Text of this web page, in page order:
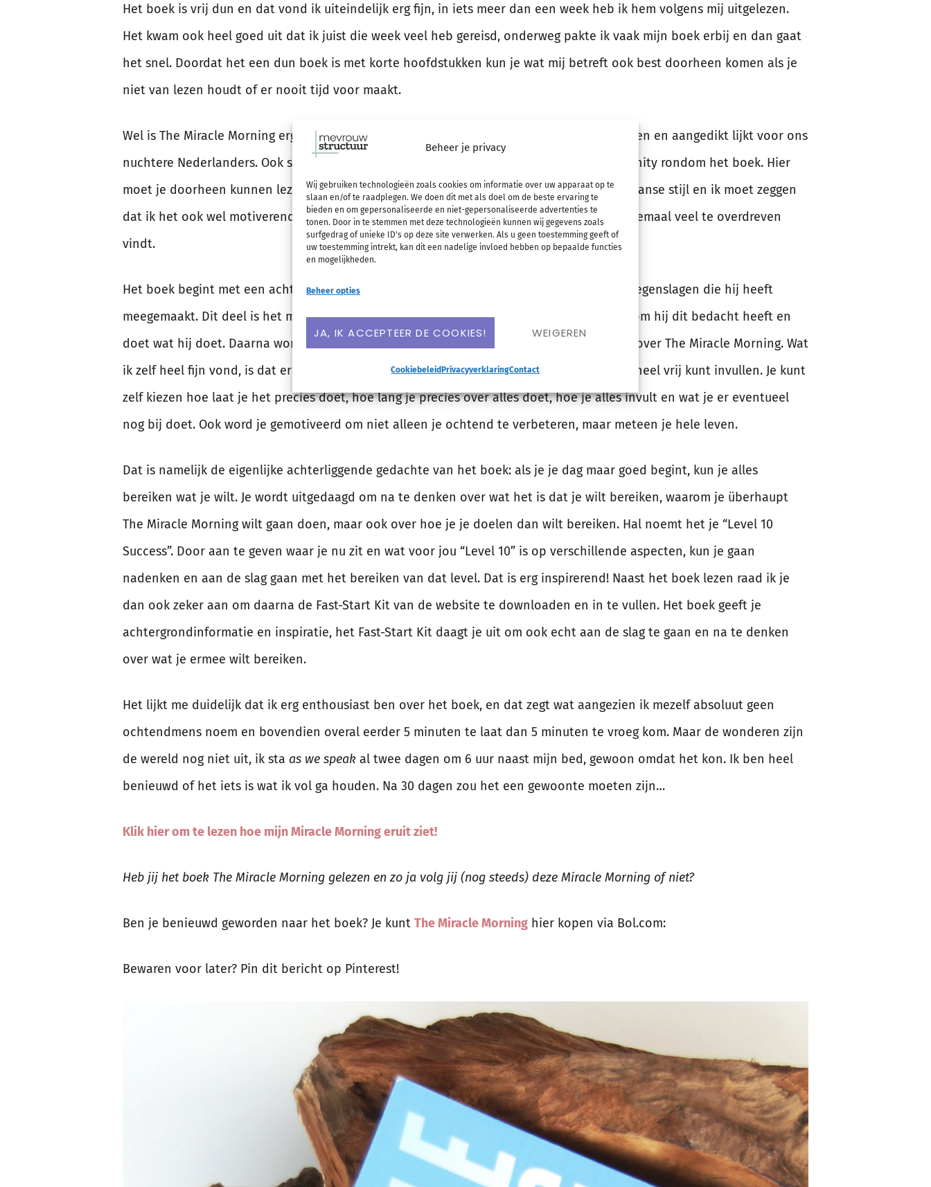
Beheer je privacy
Wij gebruiken technologieën zoals cookies om informatie over uw apparaat op te
slaan en/of te raadplegen. We doen dit met als doel om de beste ervaring te
bieden en om gepersonaliseerde en niet-gepersonaliseerde advertenties te
tonen. Door in te stemmen met deze technologieën kunnen wij gegevens zoals
surfgedrag of unieke ID's op deze site verwerken. Als u geen toestemming geeft of
uw toestemming intrekt, kan dit een nadelige invloed hebben op bepaalde functies
en mogelijkheden.
Beheer opties
JA, IK ACCEPTEER DE COOKIES! WEIGEREN
Cookiebeleid PrivacyverklaringContact
Het boek is vrij dun en dat vond ik uiteindelijk erg fijn, in iets meer dan een week heb ik hem volgens mij uitgelezen.
Het kwam ook heel goed uit dat ik juist die week veel heb gereisd, onderweg pakte ik vaak mijn boek erbij en dan gaat
het snel. Doordat het een dun boek is met korte hoofdstukken kun je wat mij betreft ook best doorheen komen als je
niet van lezen houdt of er nooit tijd voor maakt.
Wel is The Miracle Morning erg Amerikaans. Daarmee bedoel ik dat het soms wat overdreven en aangedikt lijkt voor ons
nuchtere Nederlanders. Ook staat het vol van de verwijzingen naar de website en community rondom het boek. Hier
moet je doorheen kunnen lezen. Ik was zelf na een paar pagina’s gewend aan die Amerikaanse stijl en ik moet zeggen
dat ik het ook wel motiverend vond werken, maar ik kan me ook voorstellen dat je het allemaal veel te overdreven
vindt.
Het boek begint met een achtergrondverhaal over het leven van Hal, de schrijver, en de tegenslagen die hij heeft
meegemaakt. Dit deel is het minst praktisch, maar het geeft je wel wat context over waarom hij dit bedacht heeft en
doet wat hij doet. Daarna wordt het al snel praktisch en staat het vol met tips en ideeën over The Miracle Morning. Wat
ik zelf heel fijn vond, is dat er een duidelijk kader wordt aangegeven, maar dat je dat wel heel vrij kunt invullen. Je kunt
zelf kiezen hoe laat je het precies doet, hoe lang je precies over alles doet, hoe je alles invult en wat je er eventueel
nog bij doet. Ook word je gemotiveerd om niet alleen je ochtend te verbeteren, maar meteen je hele leven.
Dat is namelijk de eigenlijke achterliggende gedachte van het boek: als je je dag maar goed begint, kun je alles
bereiken wat je wilt. Je wordt uitgedaagd om na te denken over wat het is dat je wilt bereiken, waarom je überhaupt
The Miracle Morning wilt gaan doen, maar ook over hoe je je doelen dan wilt bereiken. Hal noemt het je “Level 10
Success”. Door aan te geven waar je nu zit en wat voor jou “Level 10” is op verschillende aspecten, kun je gaan
nadenken en aan de slag gaan met het bereiken van dat level. Dat is erg inspirerend! Naast het boek lezen raad ik je
dan ook zeker aan om daarna de Fast-Start Kit van de website te downloaden en in te vullen. Het boek geeft je
achtergrondinformatie en inspiratie, het Fast-Start Kit daagt je uit om ook echt aan de slag te gaan en na te denken
over wat je ermee wilt bereiken.
Het lijkt me duidelijk dat ik erg enthousiast ben over het boek, en dat zegt wat aangezien ik mezelf absoluut geen
ochtendmens noem en bovendien overal eerder 5 minuten te laat dan 5 minuten te vroeg kom. Maar de wonderen zijn
de wereld nog niet uit, ik sta as we speak al twee dagen om 6 uur naast mijn bed, gewoon omdat het kon. Ik ben heel
benieuwd of het iets is wat ik vol ga houden. Na 30 dagen zou het een gewoonte moeten zijn…
Klik hier om te lezen hoe mijn Miracle Morning eruit ziet!
Heb jij het boek The Miracle Morning gelezen en zo ja volg jij (nog steeds) deze Miracle Morning of niet?
Ben je benieuwd geworden naar het boek? Je kunt The Miracle Morning hier kopen via Bol.com:
Bewaren voor later? Pin dit bericht op Pinterest!